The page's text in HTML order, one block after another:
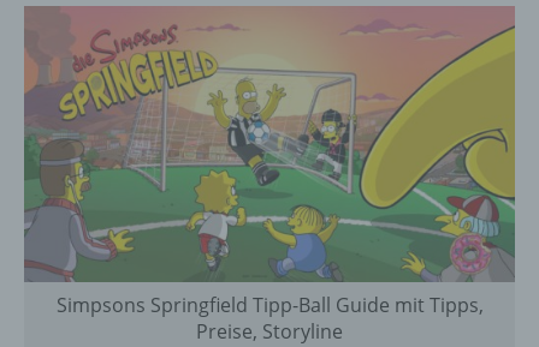
Simpsons Springfield Tipp-Ball Guide mit Tipps,
Preise, Storyline